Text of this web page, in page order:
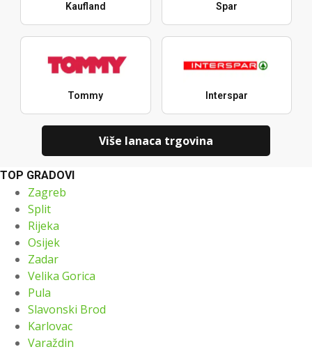
Kaufland Spar
Tommy Interspar
Više lanaca trgovina
TOP GRADOVI
Zagreb
Split
Rijeka
Osijek
Zadar
Velika Gorica
Pula
Slavonski Brod
Karlovac
Varaždin